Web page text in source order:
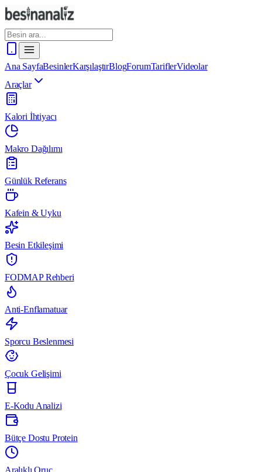
Ana SayfaBesinlerKarşılaştırBlogForumTariflerVideolar
Araçlar
Kalori İhtiyacı
Makro Dağılımı
Günlük Referans
Kafein & Uyku
Besin Etkileşimi
FODMAP Rehberi
Anti-Enflamatuar
Sporcu Beslenmesi
Çocuk Gelişimi
E-Kodu Analizi
Bütçe Dostu Protein
Aralıklı Oruç